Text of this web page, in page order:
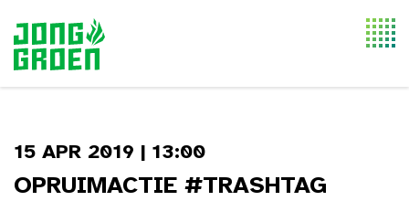
15 APR 2019 | 13:00
OPRUIMACTIE #TRASHTAG